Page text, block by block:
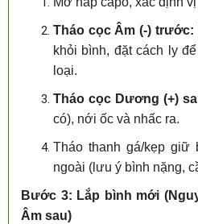
Tháo cọc Âm (-) trước:
khỏi bình, đặt cách ly
loại.
Tháo cọc Dương (+)
có), nới ốc và nhấc ra.
Tháo thanh gá/kẹp giữ
ngoài (lưu ý bình nặng,
Bước 3: Lắp bình mới
Âm sau)